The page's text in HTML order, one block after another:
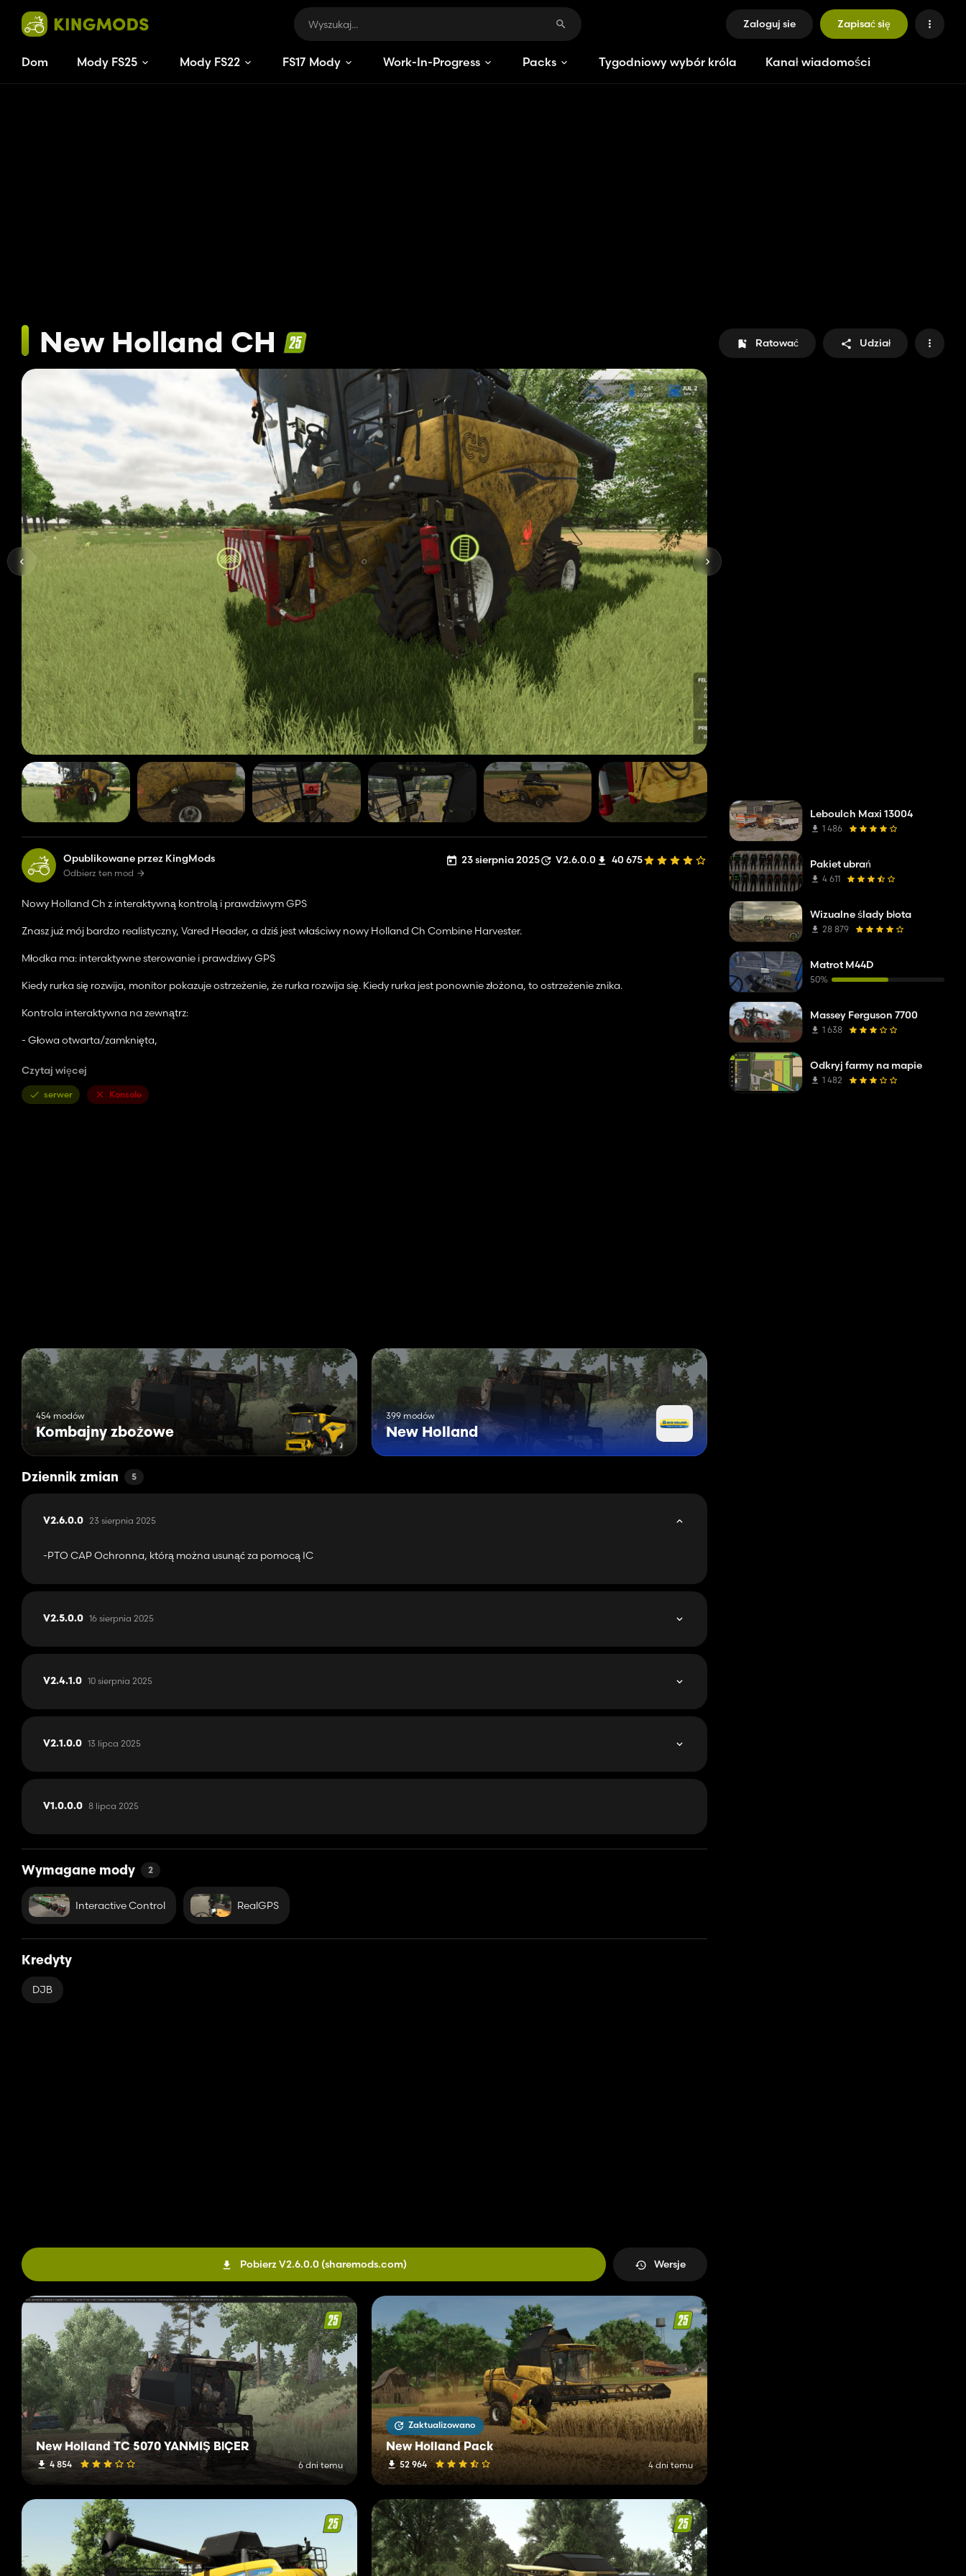
Zaloguj sie Zapisać się
Dom Mody FS25 Mody FS22 FS17 Mody Work-In-Progress Packs Tygodniowy wybór króla Kanał wiadomości
New Holland CH Ratować Udział
Opublikowane przez KingMods
Odbierz ten mod
23 sierpnia 2025 V2.6.0.0 40 675
Nowy Holland Ch z interaktywną kontrolą i prawdziwym GPS
Znasz już mój bardzo realistyczny, Vared Header, a dziś jest właściwy nowy Holland Ch Combine Harvester.
Młodka ma: interaktywne sterowanie i prawdziwy GPS
Kiedy rurka się rozwija, monitor pokazuje ostrzeżenie, że rurka rozwija się. Kiedy rurka jest ponownie złożona, to ostrzeżenie znika.
Kontrola interaktywna na zewnątrz:
- Głowa otwarta/zamknięta,
- Zainstaluj/wyjmij znak ostrzegawczy
-StrawHacker/Słomka Schwad (tylko animacja do zmiany między pokosem a hackiem musisz zrobić to jak zwykle w pojeździe)
- Tryb rozpoczęcia/zamknięcia pracy
-Tube składanie/rozwój
Czytaj więcej
serwer Konsole
454 modów
Kombajny zbożowe
399 modów
New Holland
Dziennik zmian 5
V2.6.0.0 23 sierpnia 2025
-PTO CAP Ochronna, którą można usunąć za pomocą IC
V2.5.0.0 16 sierpnia 2025
V2.4.1.0 10 sierpnia 2025
V2.1.0.0 13 lipca 2025
V1.0.0.0 8 lipca 2025
Wymagane mody 2
Interactive Control RealGPS
Kredyty
DJB
Pobierz V2.6.0.0 (sharemods.com) Wersje
New Holland TC 5070 YANMIŞ BİÇER
4 854 6 dni temu
Zaktualizowano
New Holland Pack
52 964 4 dni temu
Leboulch Maxi 13004
1 486
Pakiet ubrań
4 611
Wizualne ślady błota
28 879
Matrot M44D
50%
Massey Ferguson 7700
1 638
Odkryj farmy na mapie
1 482